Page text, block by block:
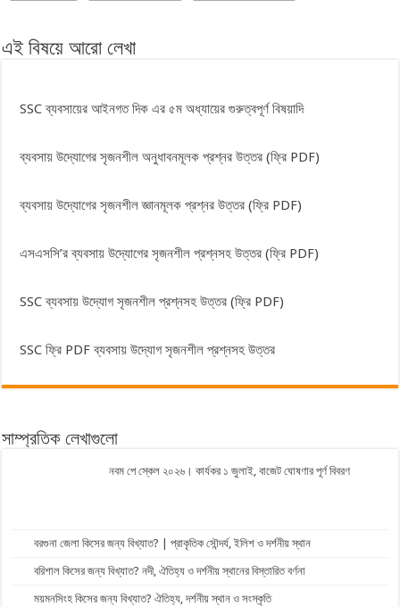
এই বিষয়ে আরো লেখা
SSC ব্যবসায়ের আইনগত দিক এর ৫ম অধ্যায়ের গুরুত্বপূর্ণ বিষয়াদি
ব্যবসায় উদ্যোগের সৃজনশীল অনুধাবনমূলক প্রশ্নর উত্তর (ফ্রি PDF)
ব্যবসায় উদ্যোগের সৃজনশীল জ্ঞানমূলক প্রশ্নর উত্তর (ফ্রি PDF)
এসএসসি’র ব্যবসায় উদ্যোগের সৃজনশীল প্রশ্নসহ উত্তর (ফ্রি PDF)
SSC ব্যবসায় উদ্যোগ সৃজনশীল প্রশ্নসহ উত্তর (ফ্রি PDF)
SSC ফ্রি PDF ব্যবসায় উদ্যোগ সৃজনশীল প্রশ্নসহ উত্তর
সাম্প্রতিক লেখাগুলো
নবম পে স্কেল ২০২৬। কার্যকর ১ জুলাই, বাজেট ঘোষণার পূর্ণ বিবরণ
বরগুনা জেলা কিসের জন্য বিখ্যাত? | প্রাকৃতিক সৌন্দর্য, ইলিশ ও দর্শনীয় স্থান
বরিশাল কিসের জন্য বিখ্যাত? নদী, ঐতিহ্য ও দর্শনীয় স্থানের বিস্তারিত বর্ণনা
ময়মনসিংহ কিসের জন্য বিখ্যাত? ঐতিহ্য, দর্শনীয় স্থান ও সংস্কৃতি